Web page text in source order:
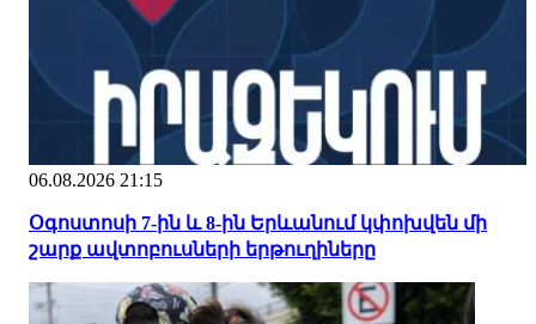
06.08.2026 21:15
Օգոստոսի 7-ին և 8-ին Երևանում կփոխվեն մի
շարք ավտոբուսների երթուղիները